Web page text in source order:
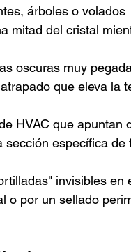
árboles o volados
mitad del cristal
oscuras muy
que eleva la
HVAC que apuntan
específica de
invisibles en
o por un sellado